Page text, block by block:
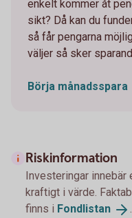
enkelt kommer åt
sikt? Då kan du
så får pengarna
väljer så sker
Börja månadsspara
Riskinformation
Investeringar innebär
kraftigt i värde.
finns i Fondlistan .